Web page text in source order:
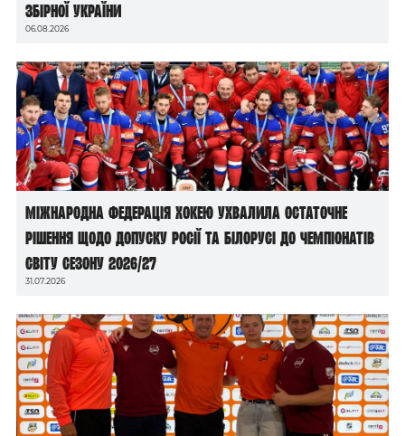
збірної України
06.08.2026
Міжнародна федерація хокею ухвалила остаточне
рішення щодо допуску росії та білорусі до чемпіонатів
світу сезону 2026/27
31.07.2026